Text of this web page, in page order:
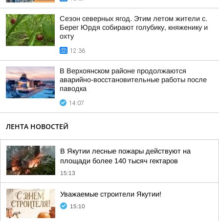
Сезон северных ягод. Этим летом жители с.
Берег Юрдя собирают голубику, княженику и
охту
12:36
В Верхоянском районе продолжаются
аварийно-восстановительные работы после
паводка
14:07
ЛЕНТА НОВОСТЕЙ
В Якутии лесные пожары действуют на
площади более 140 тысяч гектаров
15:13
Уважаемые строители Якутии!
15:10